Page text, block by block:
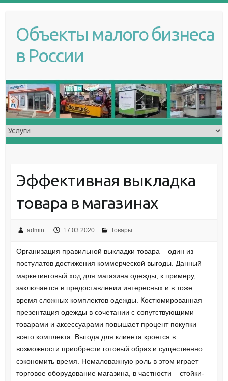
Объекты малого бизнеса
в России
Эффективная выкладка
товара в магазинах
admin 17.03.2020 Товары
Организация правильной выкладки товара – один из
постулатов достижения коммерческой выгоды. Данный
маркетинговый ход для магазина одежды, к примеру,
заключается в предоставлении интересных и в тоже
время сложных комплектов одежды. Костюмированная
презентация одежды в сочетании с сопутствующими
товарами и аксессуарами повышает процент покупки
всего комплекта. Выгода для клиента кроется в
возможности приобрести готовый образ и существенно
сэкономить время. Немаловажную роль в этом играет
торговое оборудование магазина, в частности – стойки-